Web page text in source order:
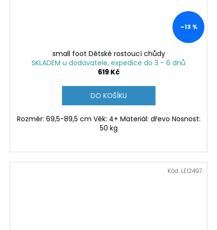
–13 %
small foot Dětské rostoucí chůdy
SKLADEM u dodavatele, expedice do 3 - 6 dnů
619 Kč
DO KOŠÍKU
Rozměr: 69,5-89,5 cm Věk: 4+ Materiál: dřevo Nosnost:
50 kg
Kód: LE12497